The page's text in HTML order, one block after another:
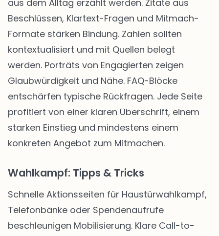
aus dem Alltag erzählt werden. Zitate aus
Beschlüssen, Klartext-Fragen und Mitmach-
Formate stärken Bindung. Zahlen sollten
kontextualisiert und mit Quellen belegt
werden. Porträts von Engagierten zeigen
Glaubwürdigkeit und Nähe. FAQ-Blöcke
entschärfen typische Rückfragen. Jede Seite
profitiert von einer klaren Überschrift, einem
starken Einstieg und mindestens einem
konkreten Angebot zum Mitmachen.
Wahlkampf: Tipps & Tricks
Schnelle Aktionsseiten für Haustürwahlkampf,
Telefonbänke oder Spendenaufrufe
beschleunigen Mobilisierung. Klare Call-to-